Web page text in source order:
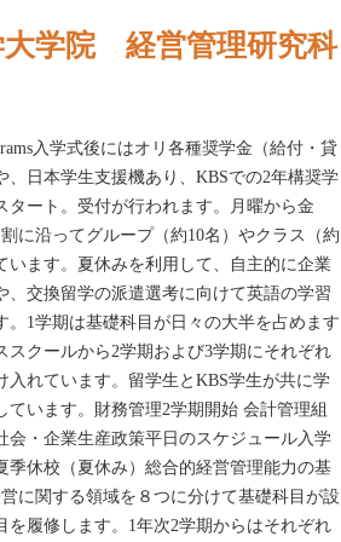
大学院 経営管理研究科
入学式後にはオリ各種奨学金（給付・貸
、日本学生支援機あり、KBSでの2年構奨学
タート。受付が行われます。月曜から金
に沿ってグループ（約10名）やクラス（約
います。夏休みを利用して、自主的に企業
、交換留学の派遣選考に向けて英語の学習
。1学期は基礎科目が日々の大半を占めます
スクールから2学期および3学期にそれぞれ
入れています。留学生とKBS学生が共に学
ています。財務管理2学期開始 会計管理組
会・企業生産政策平日のスケジュール入学
季休校（夏休み）総合的経営管理能力の基
に関する領域を８つに分けて基礎科目が設
を履修します。1年次2学期からはそれぞれ